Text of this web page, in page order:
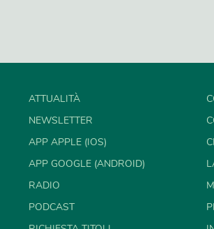
ATTUALITÀ
NEWSLETTER
APP APPLE (IOS)
APP GOOGLE (ANDROID)
RADIO
PODCAST